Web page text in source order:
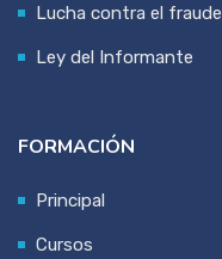
Lucha contra el fraude
Ley del Informante
FORMACIÓN
Principal
Cursos